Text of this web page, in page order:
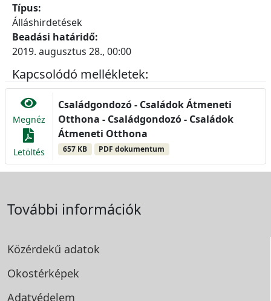
Típus:
Álláshirdetések
Beadási határidő:
2019. augusztus 28., 00:00
Kapcsolódó mellékletek:
Megnéz
Letöltés
Családgondozó - Családok Átmeneti
Otthona - Családgondozó - Családok
Átmeneti Otthona
657 KB PDF dokumentum
További információk
Közérdekű adatok
Okostérképek
Adatvédelem